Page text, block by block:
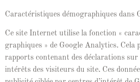
Car­ac­téris­tiques démo­graphiques dans
Ce site Inter­net utilise la fonc­tion «
graphiques » de Google Ana­lyt­ics. Cela
rap­ports con­tenant des déc­la­ra­tions sur
intérêts des vis­i­teurs du site. Ces